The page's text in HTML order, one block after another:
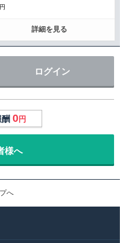
詳細を見る
ログイン
0円
様へ
へ